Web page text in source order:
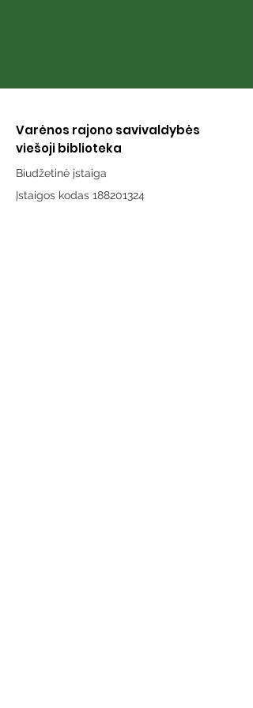
Varėnos rajono savivaldybės
viešoji biblioteka
Biudžetinė įstaiga
Įstaigos kodas 188201324